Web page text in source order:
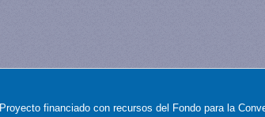
Proyecto financiado con recursos del Fondo para la